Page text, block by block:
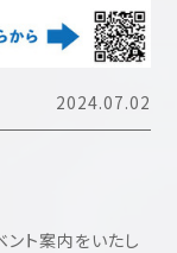
2024.07.02
ント案内をいたし